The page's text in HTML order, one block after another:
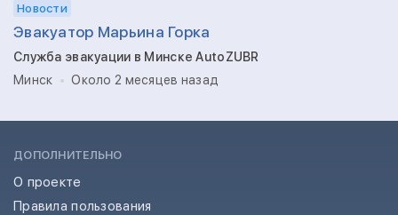
Новости
Эвакуатор Марьина Горка
Служба эвакуации в Минске AutoZUBR
Минск
Около 2 месяцев назад
ДОПОЛНИТЕЛЬНО
О проекте
Правила пользования